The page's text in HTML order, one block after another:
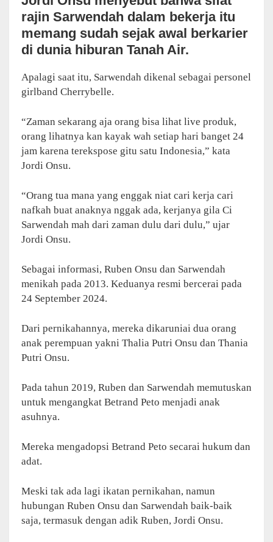
rajin Sarwendah dalam bekerja itu
memang sudah sejak awal berkarier
di dunia hiburan Tanah Air.
Apalagi saat itu, Sarwendah dikenal sebagai personel
girlband Cherrybelle.
“Zaman sekarang aja orang bisa lihat live produk,
orang lihatnya kan kayak wah setiap hari banget 24
jam karena terekspose gitu satu Indonesia,” kata
Jordi Onsu.
“Orang tua mana yang enggak niat cari kerja cari
nafkah buat anaknya nggak ada, kerjanya gila Ci
Sarwendah mah dari zaman dulu dari dulu,” ujar
Jordi Onsu.
Sebagai informasi, Ruben Onsu dan Sarwendah
menikah pada 2013. Keduanya resmi bercerai pada
24 September 2024.
Dari pernikahannya, mereka dikaruniai dua orang
anak perempuan yakni Thalia Putri Onsu dan Thania
Putri Onsu.
Pada tahun 2019, Ruben dan Sarwendah memutuskan
untuk mengangkat Betrand Peto menjadi anak
asuhnya.
Mereka mengadopsi Betrand Peto secarai hukum dan
adat.
Meski tak ada lagi ikatan pernikahan, namun
hubungan Ruben Onsu dan Sarwendah baik-baik
saja, termasuk dengan adik Ruben, Jordi Onsu.